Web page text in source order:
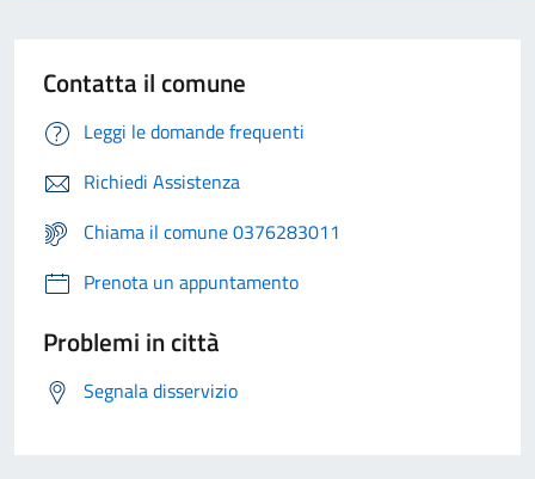
Contatta il comune
Leggi le domande frequenti
Richiedi Assistenza
Chiama il comune 0376283011
Prenota un appuntamento
Problemi in città
Segnala disservizio